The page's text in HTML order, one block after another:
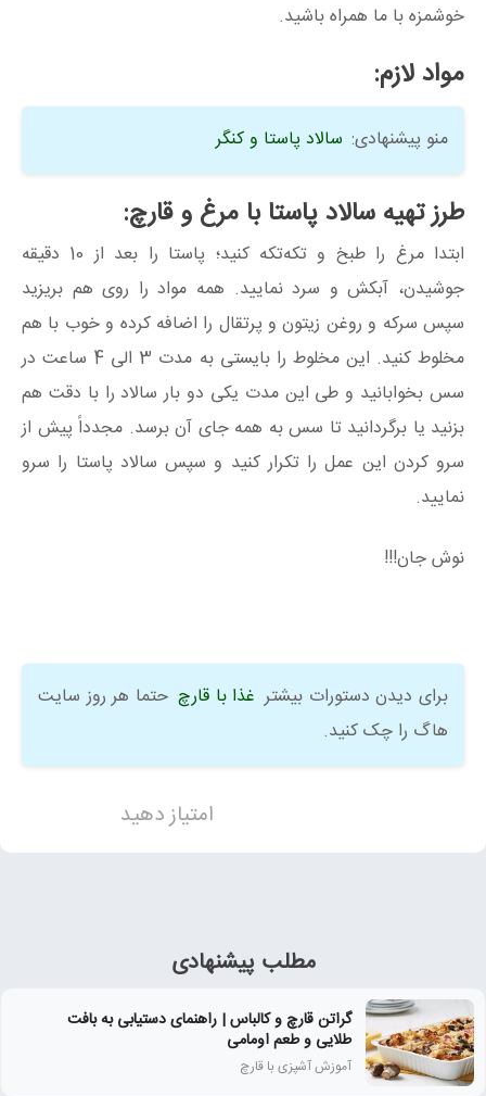
خوشمزه با ما همراه باشید.
مواد لازم:
منو پیشنهادی: سالاد پاستا و کنگر
طرز تهیه سالاد پاستا با مرغ و قارچ:
ابتدا مرغ را طبخ و تکه‌تکه کنید؛ پاستا را بعد از 10 دقیقه
جوشیدن، آبکش و سرد نمایید. همه مواد را روی هم بریزید
سپس سرکه و روغن زیتون و پرتقال را اضافه کرده و خوب با هم
مخلوط کنید. این مخلوط را بایستی به مدت 3 الی 4 ساعت در
سس بخوابانید و طی این مدت یکی دو بار سالاد را با دقت هم
بزنید یا برگردانید تا سس به همه جای آن برسد. مجدداً پیش از
سرو کردن این عمل را تکرار کنید و سپس سالاد پاستا را سرو
نمایید.
نوش جان!!!
برای دیدن دستورات بیشتر غذا با قارچ حتما هر روز سایت
هاگ را چک کنید.
امتیاز دهید
مطلب پیشنهادی
گراتن قارچ و کالباس | راهنمای دستیابی به بافت
طلایی و طعم اومامی
آموزش آشپزی با قارچ